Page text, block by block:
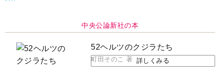
中央公論新社の本
52ヘルツのクジラたち
町田そのこ 著 詳しくみる